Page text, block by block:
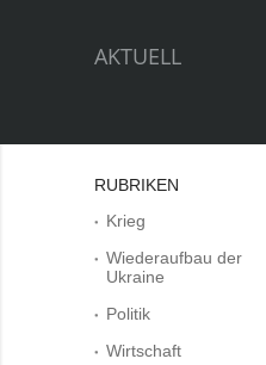
AKTUELL
RUBRIKEN
Krieg
Wiederaufbau der
Ukraine
Politik
Wirtschaft